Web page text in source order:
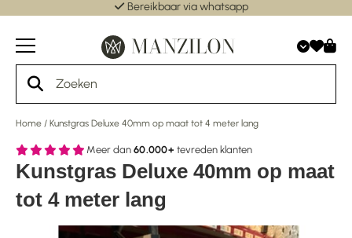
Bereikbaar via whatsapp
Home / Kunstgras Deluxe 40mm op maat tot 4 meter lang
Meer dan 60.000+ tevreden klanten
Kunstgras Deluxe 40mm op maat
tot 4 meter lang